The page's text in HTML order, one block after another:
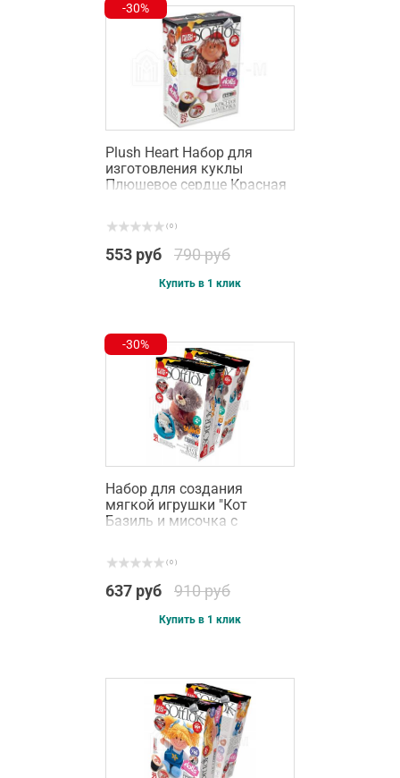
-30%
Plush Heart Набор для
изготовления куклы
Плюшевое сердце Красная
( 0 )
553 руб 790 руб
Купить в 1 клик
-30%
Набор для создания
мягкой игрушки "Кот
Базиль и мисочка с
( 0 )
637 руб 910 руб
Купить в 1 клик